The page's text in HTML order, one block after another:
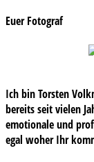
Euer Fotograf
Ich bin Torsten
bereits seit vielen
emotionale und
egal woher Ihr